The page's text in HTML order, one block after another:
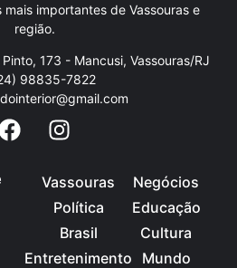
importantes de Vassouras e
região.
173 - Mancusi, Vassouras/RJ
98835-7822
Vassouras
Política
Brasil
Entretenimento
Negócios
Educação
Cultura
Mundo